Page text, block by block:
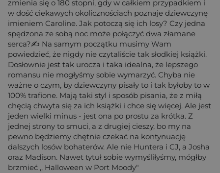
zmienia się o 180 stopni, gdy w całkiem przypadkiem i
w dość ciekawych okolicznościach poznaje dziewczynę
imieniem Caroline. Jak potoczą się ich losy? Czy jedna
spędzona ze sobą noc może połączyć dwa złamane
serca?✍ Na samym początku musimy Wam
powiedzieć, że nigdy nie czytaliście tak słodkiej książki.
Dosłownie jest tak urocza i taka idealna, że lepszego
romansu nie mogłyśmy sobie wymarzyć. Chyba nie
ważne o czym, by dziewczyny pisały to i tak byłoby to w
100% trafione. Mają taki styl i sposób pisania, że z miłą
chęcią chwyta się za ich książki i chce się więcej. Ale jest
jeden wielki minus - jest ona po prostu za krótka. Z
jednej strony to smuci, a z drugiej cieszy, bo my na
pewno będziemy chętnie czekać na kontynuację
dalszych losów bohaterów. Ale nie Huntera i CJ, a Josha
oraz Madison. Nawet tytuł sobie wymyśliłyśmy, mógłby
brzmieć ,, Halloween w Port Moody"